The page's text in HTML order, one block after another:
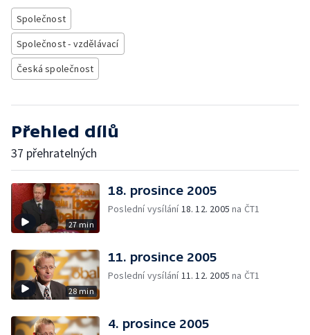
Společnost
Společnost - vzdělávací
Česká společnost
Přehled dílů
37 přehratelných
27 min
18. prosince 2005
Poslední vysílání18. 12. 2005 na ČT1
28 min
11. prosince 2005
Poslední vysílání11. 12. 2005 na ČT1
4. prosince 2005